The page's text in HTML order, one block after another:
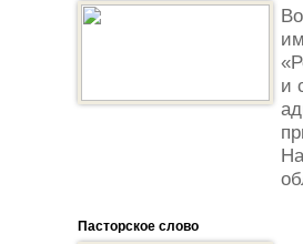
и
Пасторское слово